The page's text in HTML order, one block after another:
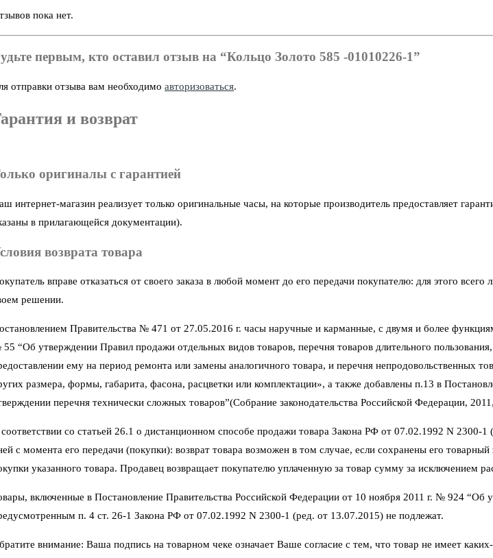
пока нет.
первым, кто оставил отзыв на “Кольцо Золото 585 -01010226-1”
отправки отзыва вам необходимо авторизоваться.
и возврат
оригиналы с гарантией
интернет-магазин реализует только оригинальные часы, на которые производитель предоставляет
в прилагающейся документации).
возврата товара
вправе отказаться от своего заказа в любой момент до его передачи покупателю: для этого
решении.
Правительства № 471 от 27.05.2016 г. часы наручные и карманные, с двумя и более
“Об утверждении Правил продажи отдельных видов товаров, перечня товаров длительного
ему на период ремонта или замены аналогичного товара, и перечня непродовольственных
размера, формы, габарита, фасона, расцветки или комплектации», а также добавлены п.13 в
перечня технически сложных товаров”(Собрание законодательства Российской Федерации,
со статьей 26.1 о дистанционном способе продажи товара Закона РФ от 07.02.1992 N 2300-
с момента его передачи (покупки): возврат товара возможен в том случае, если сохранены его
указанного товара. Продавец возвращает покупателю уплаченную за товар сумму за исключением
включенные в Постановление Правительства Российской Федерации от 10 ноября 2011 г. № 924 “Об
п. 4 ст. 26-1 Закона РФ от 07.02.1992 N 2300-1 (ред. от 13.07.2015) не подлежат.
внимание: Ваша подпись на товарном чеке означает Ваше согласие с тем, что товар не имеет